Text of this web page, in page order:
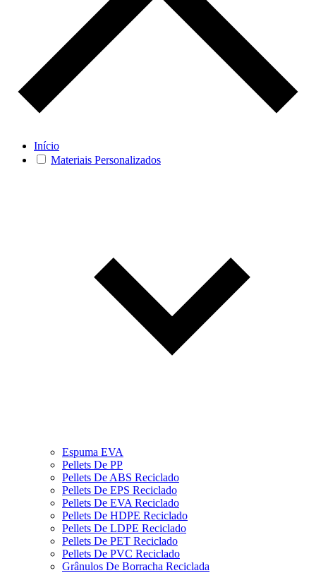
Início
Materiais Personalizados
Espuma EVA
Pellets De PP
Pellets De ABS Reciclado
Pellets De EPS Reciclado
Pellets De EVA Reciclado
Pellets De HDPE Reciclado
Pellets De LDPE Reciclado
Pellets De PET Reciclado
Pellets De PVC Reciclado
Grânulos De Borracha Reciclada